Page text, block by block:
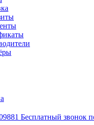
Бесплатный звонок